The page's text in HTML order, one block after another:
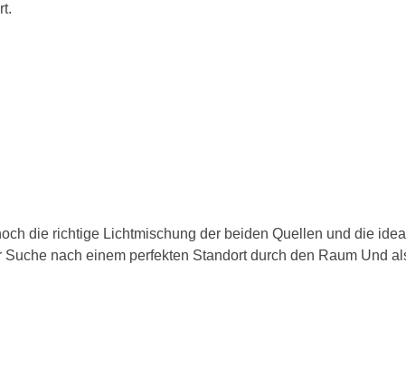
die richtige Lichtmischung der beiden Quellen und die
Suche nach einem perfekten Standort durch den Raum Und